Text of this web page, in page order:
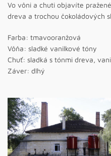
Vo vôni a chuti objavíte
dreva a trochou čokoládových
Farba: tmavooranžová
Vôňa: sladké vanilkové tóny
Chuť: sladká s tónmi dreva,
Záver: dlhý